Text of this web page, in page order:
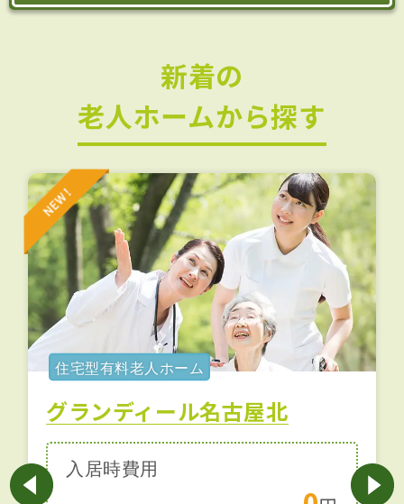
新着の
老人ホームから探す
住宅型有料老人ホーム
グランディール名古屋北
入居時費用